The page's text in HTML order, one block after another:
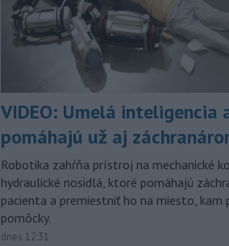
VIDEO: Umelá inteligencia
pomáhajú už aj
Robotika zahŕňa prístroj na mechanické
hydraulické nosidlá, ktoré pomáhajú
pacienta a premiestniť ho na miesto, kam
pomôcky.
dnes 12:31